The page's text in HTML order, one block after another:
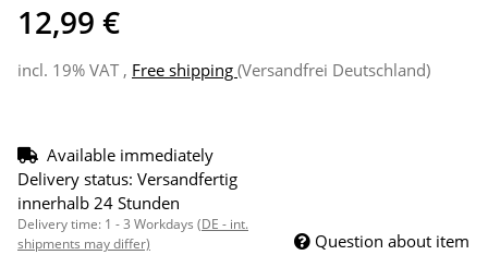
12,99 €
incl. 19% VAT , Free shipping (Versandfrei Deutschland)
Available immediately
Delivery status: Versandfertig
innerhalb 24 Stunden
Delivery time: 1 - 3 Workdays (DE - int.
shipments may differ)
Question about item